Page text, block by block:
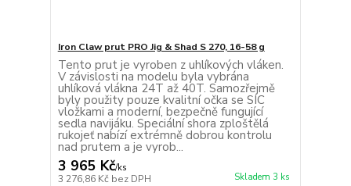
Iron Claw prut PRO Jig & Shad S 270, 16-58 g
Tento prut je vyroben z uhlíkových vláken.
V závislosti na modelu byla vybrána
uhlíková vlákna 24T až 40T. Samozřejmě
byly použity pouze kvalitní očka se SIC
vložkami a moderní, bezpečně fungující
sedla navijáku. Speciální shora zploštělá
rukojeť nabízí extrémně dobrou kontrolu
nad prutem a je vyrob...
3 965 Kč/ks
3 276,86 Kč bez DPH Skladem 3 ks